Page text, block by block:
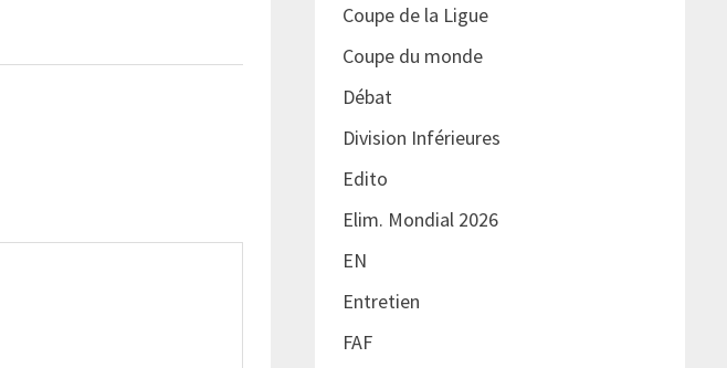
Coupe de la Ligue
Coupe du monde
Débat
Division Inférieures
Edito
Elim. Mondial 2026
EN
Entretien
FAF